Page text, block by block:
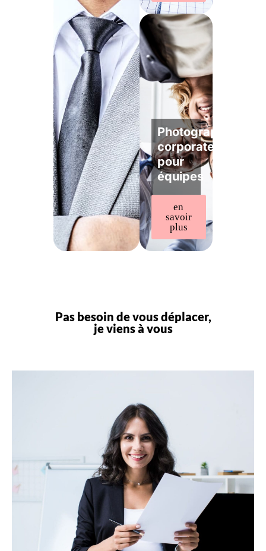
Photographe
corporate
pour
équipes
en
savoir
plus
Pas besoin de vous déplacer,
je viens à vous